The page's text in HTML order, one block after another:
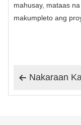
mahusay, mataas
makumpleto ang
 Nakaraan